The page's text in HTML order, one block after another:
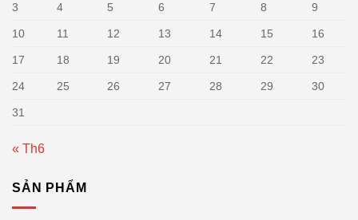
3 4 5 6 7 8 9
10 11 12 13 14 15 16
17 18 19 20 21 22 23
24 25 26 27 28 29 30
31
« Th6
SẢN PHẨM